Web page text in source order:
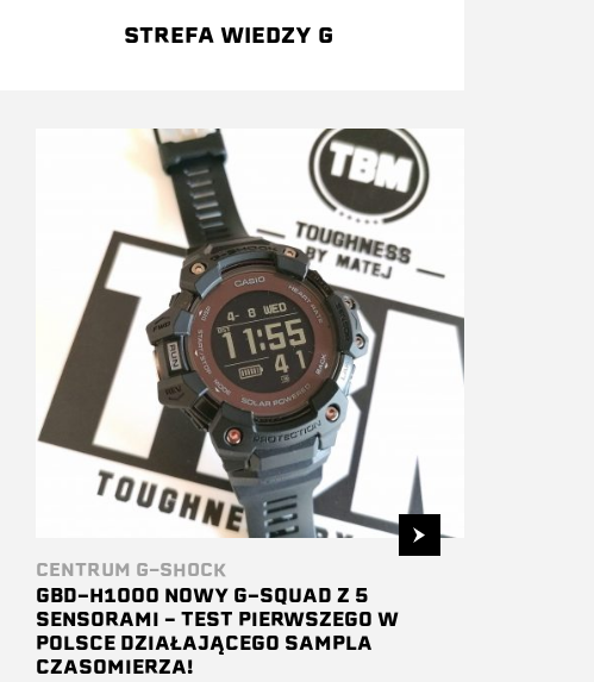
STREFA WIEDZY G
CENTRUM G-SHOCK
GBD-H1000 NOWY G-SQUAD Z 5
SENSORAMI – TEST PIERWSZEGO W
POLSCE DZIAŁAJĄCEGO SAMPLA
CZASOMIERZA!